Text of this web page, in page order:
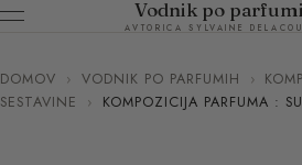
Vodnik po
AVTORICA SYLVAINE
DOMOV › VODNIK PO PARFUMIH ›
SESTAVINE
› KOMPOZICIJA PARFUMA :